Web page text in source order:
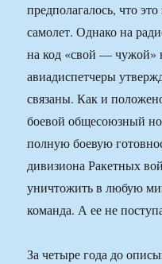
предполагалось, что
самолет. Однако на
на код «свой — чужой»
авиадиспетчеры
связаны. Как и
боевой общесоюзный
полную боевую
дивизиона Ракетных
уничтожить в любую
команда. А ее не
За четыре года до